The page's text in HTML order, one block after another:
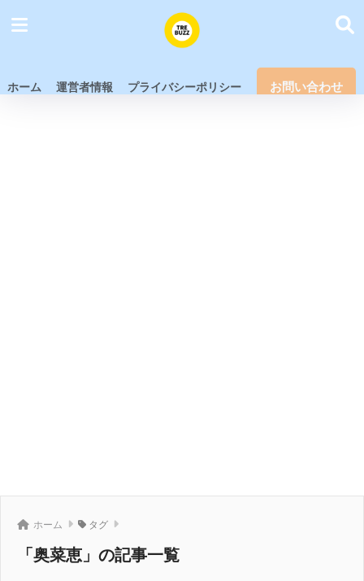
ホーム 運営者情報 プライバシーポリシー お問い合わせ
ホーム タグ
「奥菜恵」の記事一覧